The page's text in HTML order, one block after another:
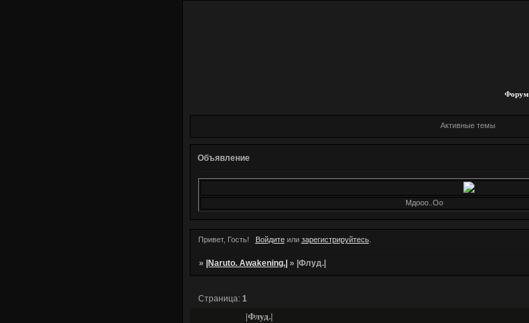
Форум
Активные темы
Объявление
Мдооо..Оо
Привет, Гость! Войдитеили зарегистрируйтесь.
» |Naruto. Awakening.| » |Флуд.|
|Флуд.|
Страница:1